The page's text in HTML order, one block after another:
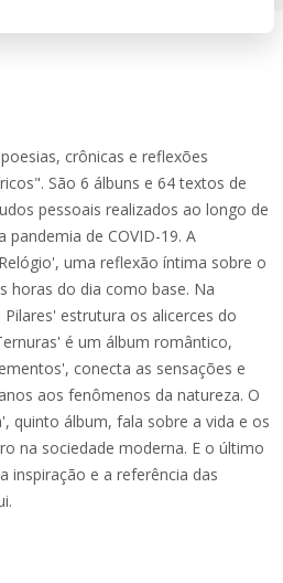
crônicas e reflexões
São 6 álbuns e 64 textos de
pessoais realizados ao longo de
de COVID-19. A
uma reflexão íntima sobre o
horas do dia como base. Na
estrutura os alicerces do
é um álbum romântico,
conecta as sensações e
aos fenômenos da natureza. O
quinto álbum, fala sobre a vida e os
na sociedade moderna. E o último
inspiração e a referência das